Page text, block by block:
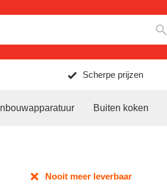
Scherpe prijzen
Inbouwapparatuur Buiten koken
Nooit meer leverbaar